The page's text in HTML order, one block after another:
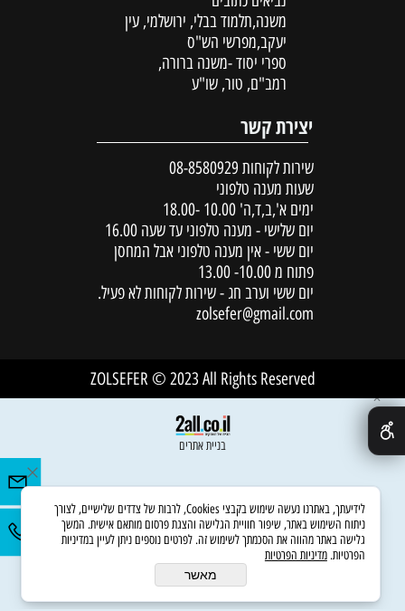
משנה,תלמוד בבלי, ירושלמי, עין
יעקב,מפרשי הש"ס
ספרי יסוד -משנה ברורה,
רמב"ם, טור, שו"ע
יצירת קשר
שירות לקוחות 08-8580929
שעות מענה טלפוני
ימים א',ב,ד,ה' 10.00 -18.00
יום שלישי - מענה טלפוני עד שעה 16.00
יום ששי - אין מענה טלפוני אבל המחסן
פתוח מ 10.00- 13.00
יום ששי וערב חג - שירות לקוחות לא פעיל.
zolsefer@gmail.com
ZOLSEFER © 2023 All Rights Reserved
בניית אתרים
✕
לידיעתך, באתרנו נעשה שימוש בקבצי Cookies, לרבות של צדדים שלישיים, לצורך
ניתוח השימוש באתר, שיפור חוויית הגלישה והצגת פרסום מותאם אישית. המשך
גלישה באתר מהווה את הסכמתך לשימוש זה. לפרטים נוספים ניתן לעיין במדיניות
הפרטיות. מדיניות הפרטיות
מאשר